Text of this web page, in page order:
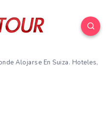
Alojarse En Suiza. Hoteles,